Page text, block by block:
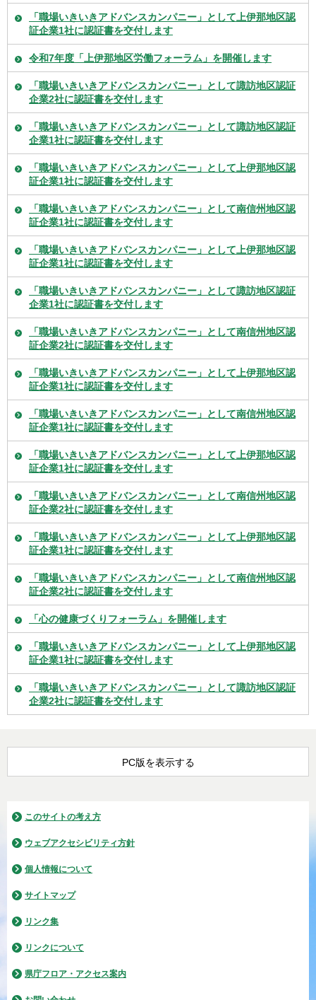
「職場いきいきアドバンスカンパニー」として上伊那地区認
証企業1社に認証書を交付します
令和7年度「上伊那地区労働フォーラム」を開催します
「職場いきいきアドバンスカンパニー」として諏訪地区認証
企業2社に認証書を交付します
「職場いきいきアドバンスカンパニー」として諏訪地区認証
企業1社に認証書を交付します
「職場いきいきアドバンスカンパニー」として上伊那地区認
証企業1社に認証書を交付します
「職場いきいきアドバンスカンパニー」として南信州地区認
証企業1社に認証書を交付します
「職場いきいきアドバンスカンパニー」として上伊那地区認
証企業1社に認証書を交付します
「職場いきいきアドバンスカンパニー」として諏訪地区認証
企業1社に認証書を交付します
「職場いきいきアドバンスカンパニー」として南信州地区認
証企業2社に認証書を交付します
「職場いきいきアドバンスカンパニー」として上伊那地区認
証企業1社に認証書を交付します
「職場いきいきアドバンスカンパニー」として南信州地区認
証企業1社に認証書を交付します
「職場いきいきアドバンスカンパニー」として上伊那地区認
証企業1社に認証書を交付します
「職場いきいきアドバンスカンパニー」として南信州地区認
証企業2社に認証書を交付します
「職場いきいきアドバンスカンパニー」として上伊那地区認
証企業1社に認証書を交付します
「職場いきいきアドバンスカンパニー」として南信州地区認
証企業2社に認証書を交付します
「心の健康づくりフォーラム」を開催します
「職場いきいきアドバンスカンパニー」として上伊那地区認
証企業1社に認証書を交付します
「職場いきいきアドバンスカンパニー」として諏訪地区認証
企業2社に認証書を交付します
PC版を表示する
このサイトの考え方
ウェブアクセシビリティ方針
個人情報について
サイトマップ
リンク集
リンクについて
県庁フロア・アクセス案内